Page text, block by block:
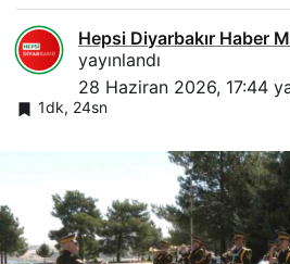
Hepsi Diyarbakır Haber
yayınlandı
28 Haziran 2026, 17:44
1dk, 24sn
Kuyruğu